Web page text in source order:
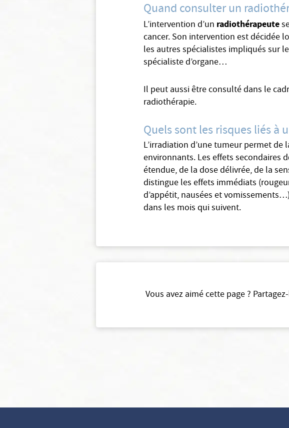
Quand consulter un
L’intervention d’un radiothérapeute
cancer. Son intervention est décidée
les autres spécialistes impliqués sur
spécialiste d’organe…
Il peut aussi être consulté dans le
radiothérapie.
Quels sont les risques liés à
L’irradiation d’une tumeur permet
environnants. Les effets secondaires
étendue, de la dose délivrée, de la
distingue les effets immédiats
d’appétit, nausées et
dans les mois qui suivent.
Vous avez aimé cette page ?